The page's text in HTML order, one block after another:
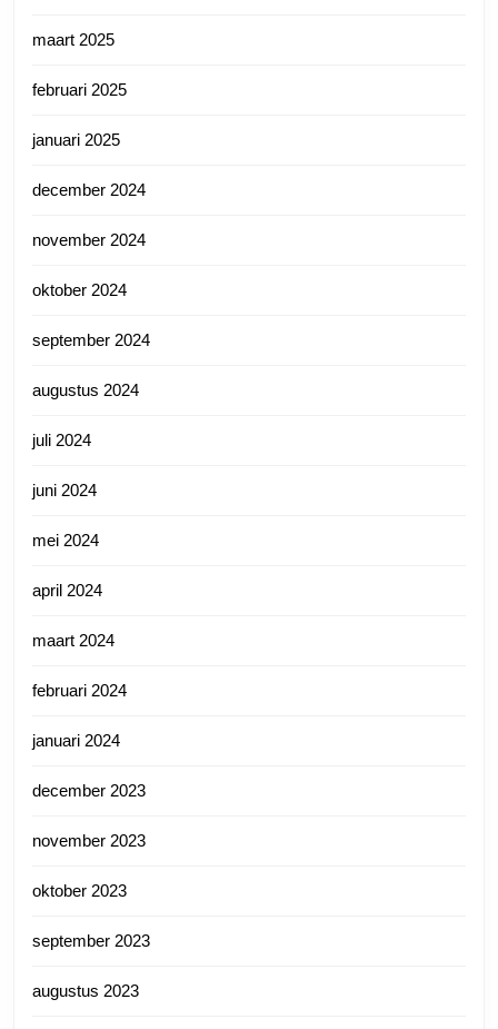
maart 2025
februari 2025
januari 2025
december 2024
november 2024
oktober 2024
september 2024
augustus 2024
juli 2024
juni 2024
mei 2024
april 2024
maart 2024
februari 2024
januari 2024
december 2023
november 2023
oktober 2023
september 2023
augustus 2023